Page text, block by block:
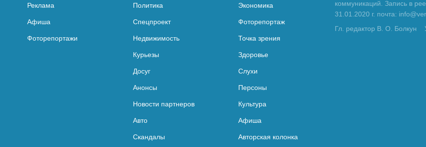
Реклама
Афиша
Фоторепортажи
Политика Экономика
Спецпроект Фоторепортаж
Недвижимость Точка зрения
Курьезы Здоровье
Досуг Слухи
Анонсы Персоны
Новости партнеров Культура
Авто Афиша
Скандалы Авторская колонка
коммуникаций. Запись в
31.01.2020 г. почта:
Гл. редактор В. О. Болкун